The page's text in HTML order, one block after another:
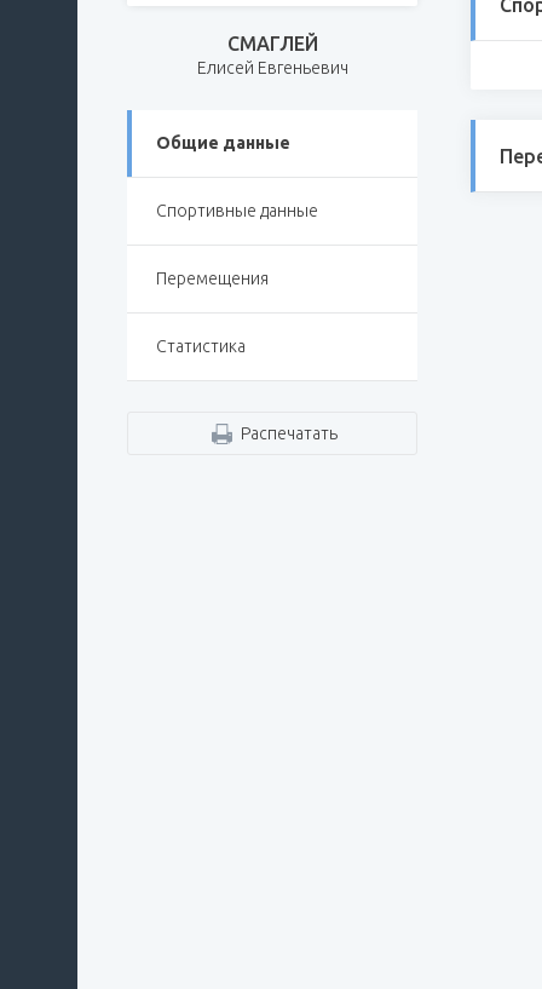
СМАГЛЕЙ
Елисей Евгеньевич
Общие данные
Спортивные данные
Перемещения
Статистика
Распечатать